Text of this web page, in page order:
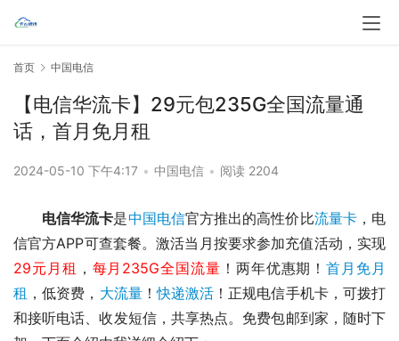
首页 中国电信
【电信华流卡】29元包235G全国流量通
话，首月免月租
2024-05-10 下午4:17 • 中国电信 • 阅读 2204
电信华流卡是中国电信官方推出的高性价比流量卡，电
信官方APP可查套餐。激活当月按要求参加充值活动，实现
29元月租 ， 每月235G全国流量 ！两年优惠期！首月免月
租 ，低资费， 大流量！快递激活 ！正规电信手机卡，可拨打
和接听电话、收发短信，共享热点。免费包邮到家，随时下